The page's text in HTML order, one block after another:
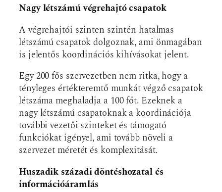
Nagy létszámú végrehajtó csapatok
A végrehajtói szinten szintén hatalmas
létszámú csapatok dolgoznak, ami önmagában
is jelentős koordinációs kihívásokat jelent.
Egy 200 fős szervezetben nem ritka, hogy a
tényleges értékteremtő munkát végző csapatok
létszáma meghaladja a 100 főt. Ezeknek a
nagy létszámú csapatoknak a koordinációja
további vezetői szinteket és támogató
funkciókat igényel, ami tovább növeli a
szervezet méretét és komplexitását.
Huszadik századi döntéshozatal és
információáramlás